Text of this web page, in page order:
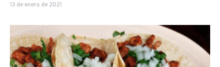
13 de enero de 2021